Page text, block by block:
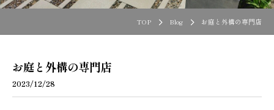
TOP Blog お庭と外構の専門店
お庭と外構の専門店
2023/12/28